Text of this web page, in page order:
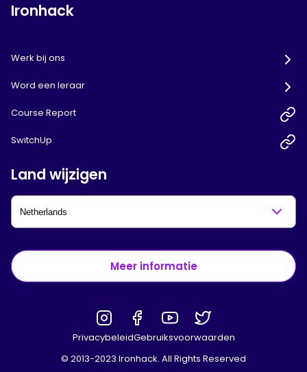
Ironhack
Werk bij ons
Word een leraar
Course Report
SwitchUp
Land wijzigen
Meer informatie
PrivacybeleidGebruiksvoorwaarden
© 2013-2023 Ironhack. All Rights Reserved